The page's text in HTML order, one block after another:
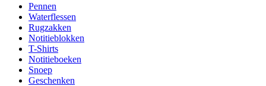
Pennen
Waterflessen
Rugzakken
Notitieblokken
T-Shirts
Notitieboeken
Snoep
Geschenken